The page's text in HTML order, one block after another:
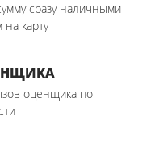
сразу наличными
карту
оценщика по